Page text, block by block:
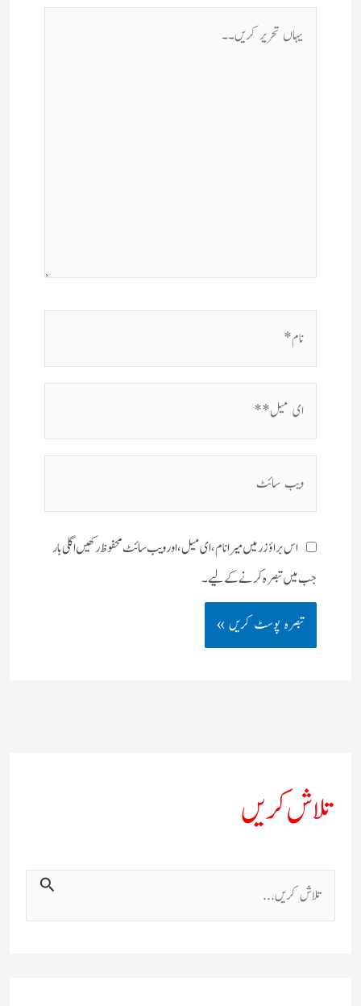
یہاں
تحریر
اس براؤزر میں میرا نام، ای میل، اور ویب سائٹ محفوظ رکھیں اگلی بار
جب میں تبصرہ کرنے کےلیے۔
تلاش کریں
ل